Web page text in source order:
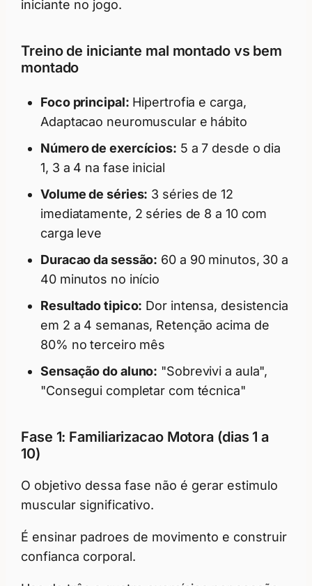
iniciante no jogo.
Treino de iniciante mal montado vs bem
montado
Foco principal: Hipertrofia e carga,
Adaptacao neuromuscular e hábito
Número de exercícios: 5 a 7 desde o dia
1, 3 a 4 na fase inicial
Volume de séries: 3 séries de 12
imediatamente, 2 séries de 8 a 10 com
carga leve
Duracao da sessão: 60 a 90 minutos, 30 a
40 minutos no início
Resultado tipico: Dor intensa, desistencia
em 2 a 4 semanas, Retenção acima de
80% no terceiro mês
Sensação do aluno: "Sobrevivi a aula",
"Consegui completar com técnica"
Fase 1: Familiarizacao Motora (dias 1 a
10)
O objetivo dessa fase não é gerar estimulo
muscular significativo.
É ensinar padroes de movimento e construir
confianca corporal.